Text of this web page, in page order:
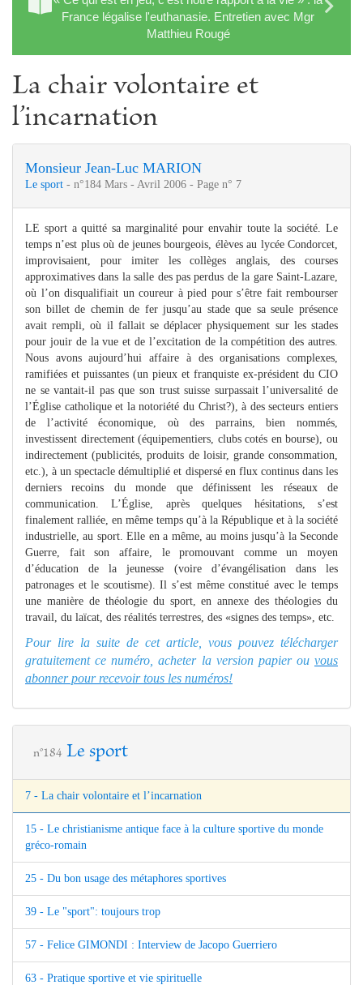
France légalise l'euthanasie. Entretien avec Mgr
Matthieu Rougé
La chair volontaire et
l’incarnation
Monsieur Jean-Luc MARION
Le sport - n°184 Mars - Avril 2006 - Page n° 7
LE sport a quitté sa marginalité pour envahir toute la société. Le
temps n’est plus où de jeunes bourgeois, élèves au lycée Condorcet,
improvisaient, pour imiter les collèges anglais, des courses
approximatives dans la salle des pas perdus de la gare Saint-Lazare,
où l’on disqualifiait un coureur à pied pour s’être fait rembourser
son billet de chemin de fer jusqu’au stade que sa seule présence
avait rempli, où il fallait se déplacer physiquement sur les stades
pour jouir de la vue et de l’excitation de la compétition des autres.
Nous avons aujourd’hui affaire à des organisations complexes,
ramifiées et puissantes (un pieux et franquiste ex-président du CIO
ne se vantait-il pas que son trust suisse surpassait l’universalité de
l’Église catholique et la notoriété du Christ?), à des secteurs entiers
de l’activité économique, où des parrains, bien nommés,
investissent directement (équipementiers, clubs cotés en bourse), ou
indirectement (publicités, produits de loisir, grande consommation,
etc.), à un spectacle démultiplié et dispersé en flux continus dans les
derniers recoins du monde que définissent les réseaux de
communication. L’Église, après quelques hésitations, s’est
finalement ralliée, en même temps qu’à la République et à la société
industrielle, au sport. Elle en a même, au moins jusqu’à la Seconde
Guerre, fait son affaire, le promouvant comme un moyen
d’éducation de la jeunesse (voire d’évangélisation dans les
patronages et le scoutisme). Il s’est même constitué avec le temps
une manière de théologie du sport, en annexe des théologies du
travail, du laïcat, des réalités terrestres, des «signes des temps», etc.
Pour lire la suite de cet article, vous pouvez télécharger
gratuitement ce numéro, acheter la version papier ou vous
abonner pour recevoir tous les numéros!
n°184 Le sport
7 - La chair volontaire et l’incarnation
15 - Le christianisme antique face à la culture sportive du monde
gréco-romain
25 - Du bon usage des métaphores sportives
39 - Le "sport": toujours trop
57 - Felice GIMONDI : Interview de Jacopo Guerriero
63 - Pratique sportive et vie spirituelle